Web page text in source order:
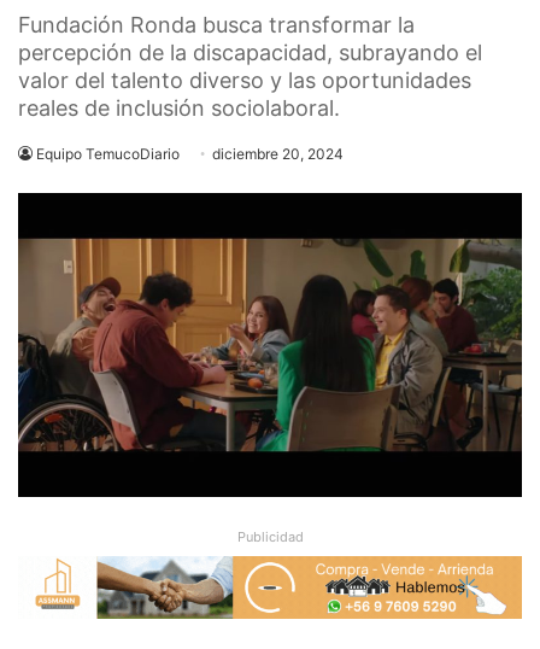
Fundación Ronda busca transformar la
percepción de la discapacidad, subrayando el
valor del talento diverso y las oportunidades
reales de inclusión sociolaboral.
Equipo TemucoDiario diciembre 20, 2024
Publicidad